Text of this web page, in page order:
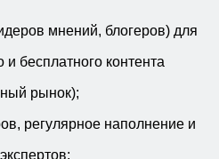
мнений, блогеров) для
и бесплатного контента
рынок);
регулярное наполнение и